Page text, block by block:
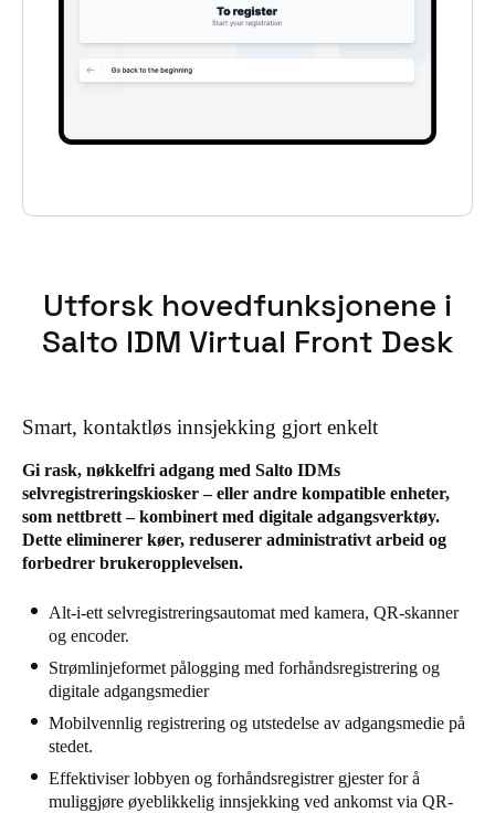
Poland
Czech Republic
Denmark
Danskere English
Norway
NorskEnglish
Finland
Utforsk hovedfunksjonene i
Salto IDM Virtual Front Desk
Smart, kontaktløs innsjekking gjort enkelt
Gi rask, nøkkelfri adgang med Salto IDMs
selvregistreringskiosker – eller andre kompatible enheter,
som nettbrett – kombinert med digitale adgangsverktøy.
Dette eliminerer køer, reduserer administrativt arbeid og
forbedrer brukeropplevelsen.
Alt-i-ett selvregistreringsautomat med kamera, QR-skanner
og encoder.
Strømlinjeformet pålogging med forhåndsregistrering og
digitale adgangsmedier
Mobilvennlig registrering og utstedelse av adgangsmedie på
stedet.
Effektiviser lobbyen og forhåndsregistrer gjester for å
muliggjøre øyeblikkelig innsjekking ved ankomst via QR-